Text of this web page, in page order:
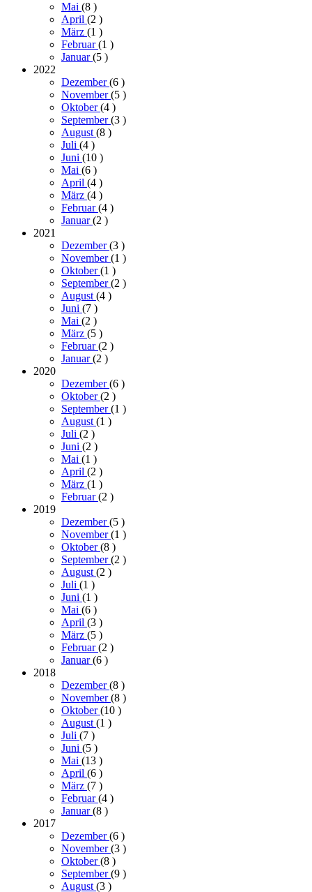
Mai (8 )
April (2 )
März (1 )
Februar(1 )
Januar(5 )
2022
Dezember(6 )
November(5 )
Oktober(4 )
September(3 )
August (8 )
Juli (4 )
Juni (10 )
Mai (6 )
April (4 )
März (4 )
Februar(4 )
Januar(2 )
2021
Dezember(3 )
November(1 )
Oktober(1 )
September(2 )
August (4 )
Juni (7 )
Mai (2 )
März (5 )
Februar(2 )
Januar(2 )
2020
Dezember(6 )
Oktober(2 )
September(1 )
August (1 )
Juli (2 )
Juni (2 )
Mai (1 )
April (2 )
März (1 )
Februar(2 )
2019
Dezember(5 )
November(1 )
Oktober(8 )
September(2 )
August (2 )
Juli (1 )
Juni (1 )
Mai (6 )
April (3 )
März (5 )
Februar(2 )
Januar(6 )
2018
Dezember(8 )
November(8 )
Oktober(10 )
August (1 )
Juli (7 )
Juni (5 )
Mai (13 )
April (6 )
März (7 )
Februar(4 )
Januar(8 )
2017
Dezember(6 )
November(3 )
Oktober(8 )
September(9 )
August (3 )